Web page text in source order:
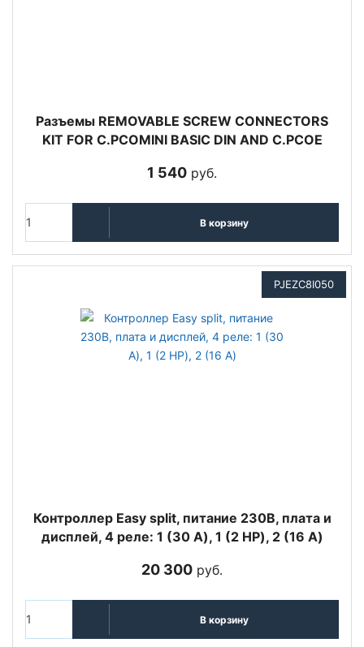
Разъемы REMOVABLE SCREW CONNECTORS
KIT FOR C.PCOMINI BASIC DIN AND C.PCOE
1 540 руб.
В корзину
PJEZC8I050
Контроллер Easy split, питание 230В, плата и
дисплей, 4 реле: 1 (30 A), 1 (2 HP), 2 (16 A)
20 300 руб.
В корзину